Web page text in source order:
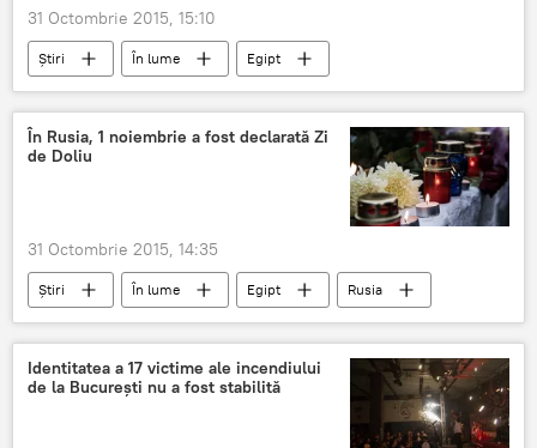
31 Octombrie 2015, 15:10
Știri În lume
Egipt
Catastrofă aviatică
supraviețuitori
Avion rusesc, prăbuşit în Egipt
În Rusia, 1 noiembrie a fost declarată Zi
de Doliu
31 Octombrie 2015, 14:35
Știri În lume Egipt
Rusia
Vladimir Putin
zi de doliu
accident aviatic
Avion rusesc, prăbuşit în Egipt
Identitatea a 17 victime ale incendiului
de la București nu a fost stabilită